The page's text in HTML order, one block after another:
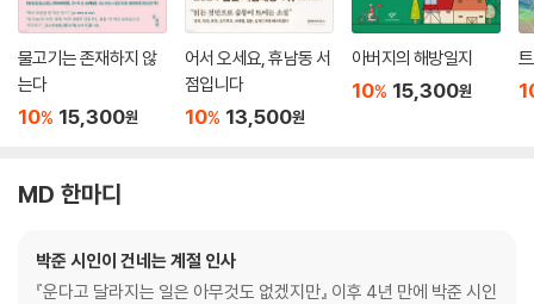
물고기는 존재하지 않
는다
10% 15,300원
어서 오세요, 휴남동 서
점입니다
10% 13,500원
아버지의 해방일지
10% 15,300원
MD 한마디
박준 시인이 건네는 계절 인사
『운다고 달라지는 일은 아무것도 없겠지만』 이후 4년 만에 박준 시인